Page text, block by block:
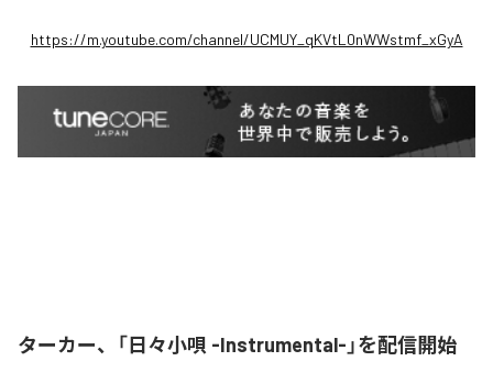
https://m.youtube.com/channel/UCMUY_qKVtL0nWWstmf_xGyA
ターカー、「日々小唄 -Instrumental-」を配信開始